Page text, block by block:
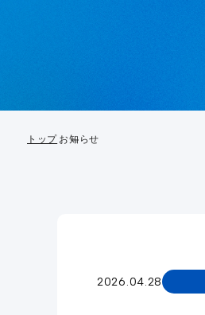
トップ お知らせ
2026.04.28